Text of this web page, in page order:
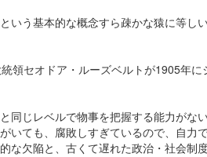
いう基本的な概念すら疎かな猿に等
領セオドア・ルーズベルトが1905年
同じレベルで物事を把握する能力がない
いても、腐敗しすぎているので、自力
な欠陥と、古くて遅れた政治・社会